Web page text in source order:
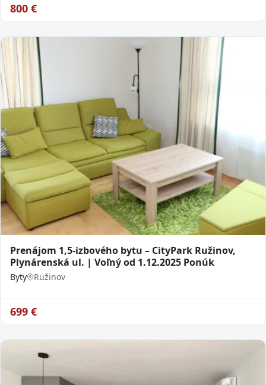
800 €
Prenájom 1,5-izbového bytu – CityPark Ružinov,
Plynárenská ul. | Voľný od 1.12.2025 Ponúk
Byty Ružinov
699 €